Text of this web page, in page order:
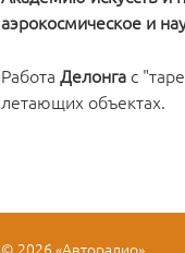
аэрокосмическое и
Работа Делонга с
летающих объектах.
© 2026 «Авторадио»